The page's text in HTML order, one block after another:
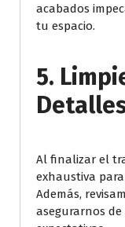
acabados
tu espacio.
5.
Al finalizar el
exhaustiva
Además,
asegurarnos